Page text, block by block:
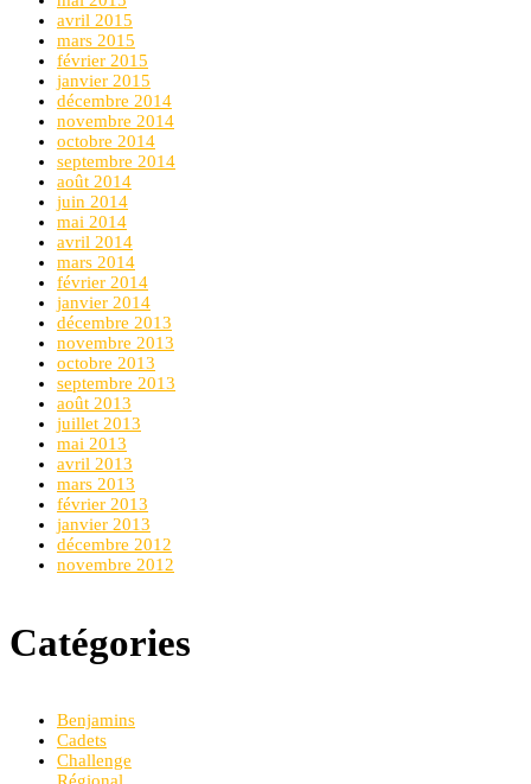
avril 2015
mars 2015
février 2015
janvier 2015
décembre 2014
novembre 2014
octobre 2014
septembre 2014
août 2014
juin 2014
mai 2014
avril 2014
mars 2014
février 2014
janvier 2014
décembre 2013
novembre 2013
octobre 2013
septembre 2013
août 2013
juillet 2013
mai 2013
avril 2013
mars 2013
février 2013
janvier 2013
décembre 2012
novembre 2012
Catégories
Benjamins
Cadets
Challenge
Régional